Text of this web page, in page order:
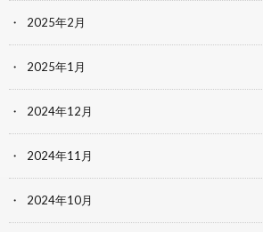
2025年2月
2025年1月
2024年12月
2024年11月
2024年10月